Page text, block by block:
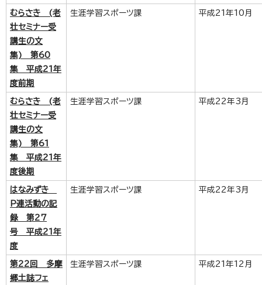
むらさき (老
壮セミナー受
講生の文
集) 第60
集 平成21年
度前期
生涯学習スポーツ課 平成21年10月
むらさき (老
壮セミナー受
講生の文
集) 第61
集 平成21年
度後期
生涯学習スポーツ課 平成22年3月
はなみずき
P連活動の記
録 第27
号 平成21年
度
生涯学習スポーツ課 平成22年3月
第22回 多摩
郷土誌フェ
生涯学習スポーツ課 平成21年12月